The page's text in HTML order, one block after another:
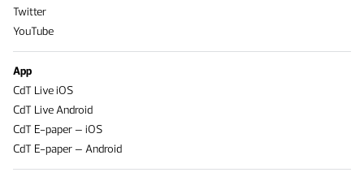
Twitter
YouTube
App
CdT Live iOS
CdT Live Android
CdT E-paper – iOS
CdT E-paper – Android